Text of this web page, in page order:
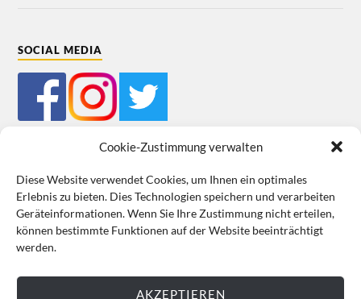
Cookie-Zustimmung verwalten
Diese Website verwendet Cookies, um Ihnen ein optimales
Erlebnis zu bieten. Dies Technologien speichern und verarbeiten
Geräteinformationen. Wenn Sie Ihre Zustimmung nicht erteilen,
können bestimmte Funktionen auf der Website beeinträchtigt
werden.
AKZEPTIEREN
SOCIAL MEDIA
Mein Bestellkonto Kundeninformationen Datenschutz
Cookie-Richtlinie (EU) Impressum
VERTRAG WIDERRUFEN